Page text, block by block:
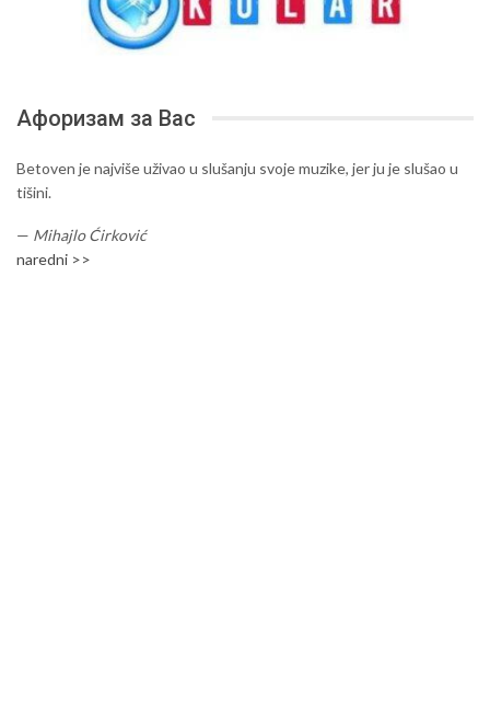
Афоризам за Вас
Betoven je najviše uživao u slušanju svoje muzike, jer ju je slušao u
tišini.
— Mihajlo Ćirković
naredni >>